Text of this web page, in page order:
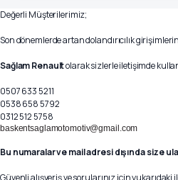
Değerli Müşterilerimiz;
Son dönemlerde artan dolandırıcılık
Sağlam Renaultolarak sizlerle iletişimde
0507 633 5211
0538 658 5792
0312 512 5758
baskentsaglamotomotiv@gmail.com
Bu numaralar ve mail adresi dışında size
Güvenli alışveriş ve sorularınız için